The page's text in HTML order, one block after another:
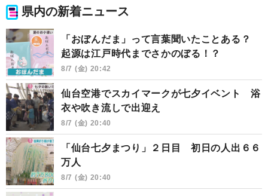
県内の新着ニュース
「おぼんだま」って言葉聞いたことある？
起源は江戸時代までさかのぼる！？
8/7 (金) 20:42
仙台空港でスカイマークが七夕イベント 浴
衣や吹き流しで出迎え
8/7 (金) 20:40
「仙台七夕まつり」２日目 初日の人出６６
万人
8/7 (金) 20:40